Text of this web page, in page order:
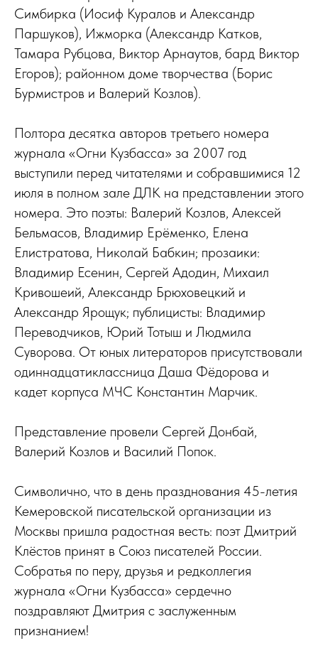
Симбирка (Иосиф Куралов и Александр
Паршуков), Ижморка (Александр Катков,
Тамара Рубцова, Виктор Арнаутов, бард Виктор
Егоров); районном доме творчества (Борис
Бурмистров и Валерий Козлов).
Полтора десятка авторов третьего номера
журнала «Огни Кузбасса» за 2007 год
выступили перед читателями и собравшимися 12
июля в полном зале ДЛК на представлении этого
номера. Это поэты: Валерий Козлов, Алексей
Бельмасов, Владимир Ерёменко, Елена
Елистратова, Николай Бабкин; прозаики:
Владимир Есенин, Сергей Адодин, Михаил
Кривошеий, Александр Брюховецкий и
Александр Ярощук; публицисты: Владимир
Переводчиков, Юрий Тотыш и Людмила
Суворова. От юных литераторов присутствовали
одиннадцатиклассница Даша Фёдорова и
кадет корпуса МЧС Константин Марчик.
Представление провели Сергей Донбай,
Валерий Козлов и Василий Попок.
Символично, что в день празднования 45-летия
Кемеровской писательской организации из
Москвы пришла радостная весть: поэт Дмитрий
Клёстов принят в Союз писателей России.
Собратья по перу, друзья и редколлегия
журнала «Огни Кузбасса» сердечно
поздравляют Дмитрия с заслуженным
признанием!